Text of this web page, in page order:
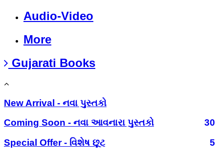
Audio-Video
More
Gujarati Books
New Arrival - નવા પુસ્તકો
Coming Soon - નવા આવનારા પુસ્તકો
30
Special Offer - વિશેષ છૂટ
5